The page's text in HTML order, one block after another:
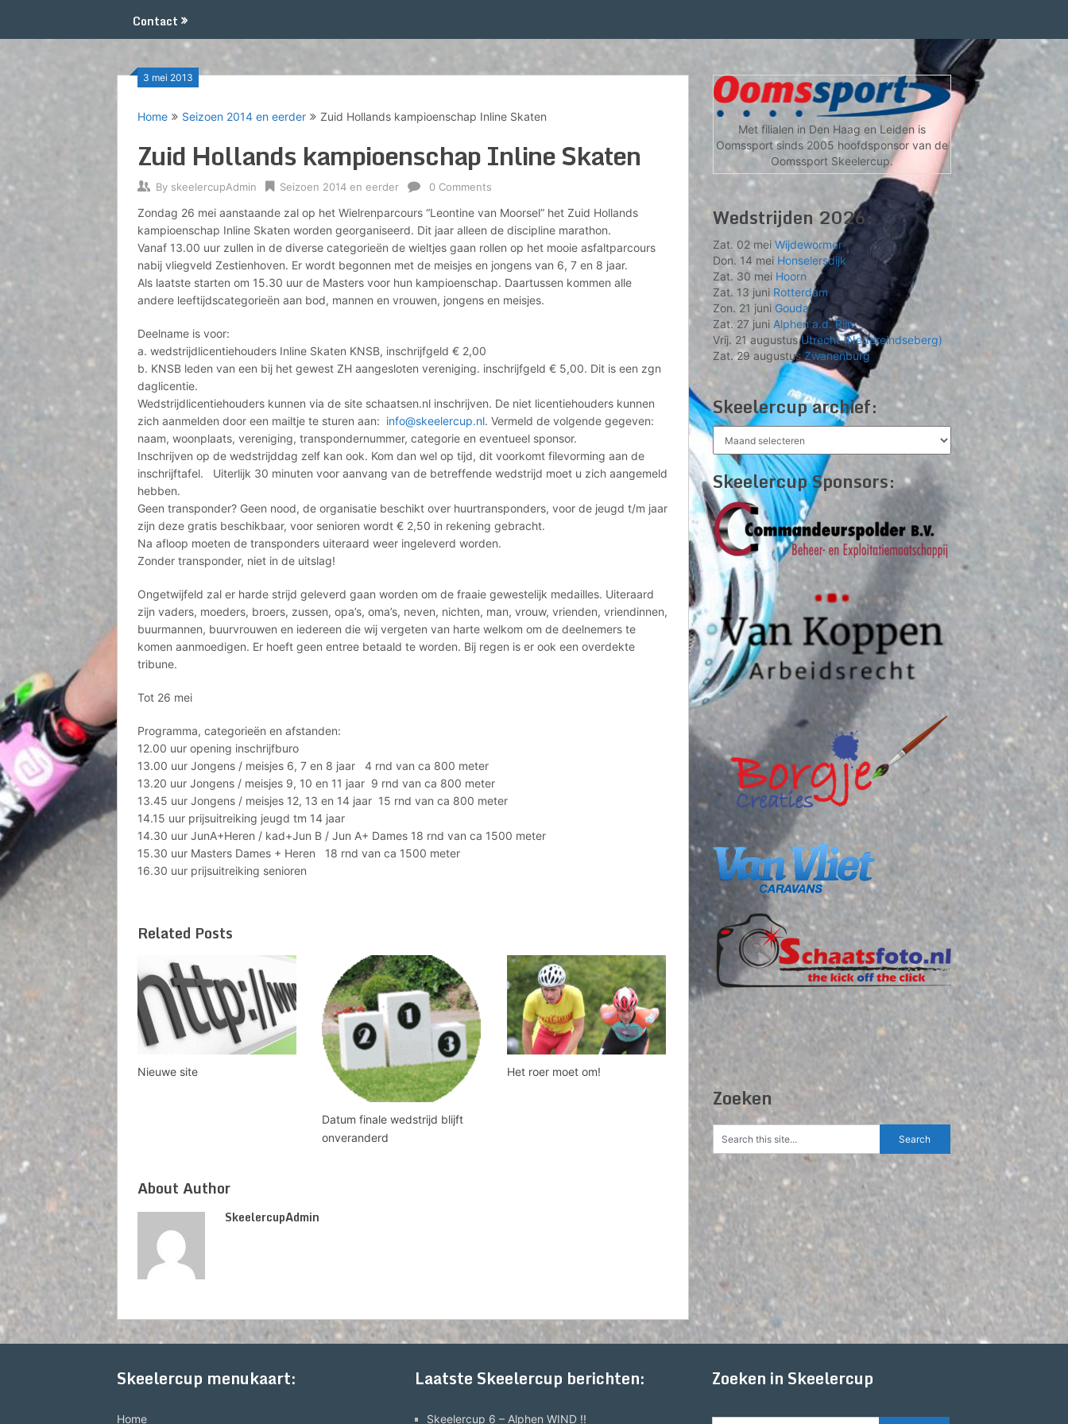
Contact
3 mei 2013
Home Seizoen 2014 en eerder Zuid Hollands kampioenschap Inline Skaten
Zuid Hollands kampioenschap Inline Skaten
By skeelercupAdmin Seizoen 2014 en eerder 0 Comments
Zondag 26 mei aanstaande zal op het Wielrenparcours “Leontine van Moorsel” het Zuid Hollands
kampioenschap Inline Skaten worden georganiseerd. Dit jaar alleen de discipline marathon.
Vanaf 13.00 uur zullen in de diverse categorieën de wieltjes gaan rollen op het mooie asfaltparcours
nabij vliegveld Zestienhoven. Er wordt begonnen met de meisjes en jongens van 6, 7 en 8 jaar.
Als laatste starten om 15.30 uur de Masters voor hun kampioenschap. Daartussen kommen alle
andere leeftijdscategorieën aan bod, mannen en vrouwen, jongens en meisjes.
Deelname is voor:
a. wedstrijdlicentiehouders Inline Skaten KNSB, inschrijfgeld € 2,00
b. KNSB leden van een bij het gewest ZH aangesloten vereniging. inschrijfgeld € 5,00. Dit is een zgn
daglicentie.
Wedstrijdlicentiehouders kunnen via de site schaatsen.nl inschrijven. De niet licentiehouders kunnen
zich aanmelden door een mailtje te sturen aan: info@skeelercup.nl. Vermeld de volgende gegeven:
naam, woonplaats, vereniging, transpondernummer, categorie en eventueel sponsor.
Inschrijven op de wedstrijddag zelf kan ook. Kom dan wel op tijd, dit voorkomt filevorming aan de
inschrijftafel. Uiterlijk 30 minuten voor aanvang van de betreffende wedstrijd moet u zich aangemeld
hebben.
Geen transponder? Geen nood, de organisatie beschikt over huurtransponders, voor de jeugd t/m jaar
zijn deze gratis beschikbaar, voor senioren wordt € 2,50 in rekening gebracht.
Na afloop moeten de transponders uiteraard weer ingeleverd worden.
Zonder transponder, niet in de uitslag!
Ongetwijfeld zal er harde strijd geleverd gaan worden om de fraaie gewestelijk medailles. Uiteraard
zijn vaders, moeders, broers, zussen, opa’s, oma’s, neven, nichten, man, vrouw, vrienden, vriendinnen,
buurmannen, buurvrouwen en iedereen die wij vergeten van harte welkom om de deelnemers te
komen aanmoedigen. Er hoeft geen entree betaald te worden. Bij regen is er ook een overdekte
tribune.
Tot 26 mei
Programma, categorieën en afstanden:
12.00 uur opening inschrijfburo
13.00 uur Jongens / meisjes 6, 7 en 8 jaar 4 rnd van ca 800 meter
13.20 uur Jongens / meisjes 9, 10 en 11 jaar 9 rnd van ca 800 meter
13.45 uur Jongens / meisjes 12, 13 en 14 jaar 15 rnd van ca 800 meter
14.15 uur prijsuitreiking jeugd tm 14 jaar
14.30 uur JunA+Heren / kad+Jun B / Jun A+ Dames 18 rnd van ca 1500 meter
15.30 uur Masters Dames + Heren 18 rnd van ca 1500 meter
16.30 uur prijsuitreiking senioren
Related Posts
Nieuwe site
Datum finale wedstrijd blijft
onveranderd
Het roer moet om!
About Author
SkeelercupAdmin
Met filialen in Den Haag en Leiden is
Oomssport sinds 2005 hoofdsponsor van de
Oomssport Skeelercup.
Wedstrijden 2026:
Zat. 02 mei Wijdewormer
Don. 14 mei Honselersdijk
Zat. 30 mei Hoorn
Zat. 13 juni Rotterdam
Zon. 21 juni Gouda
Zat. 27 juni Alphen a.d. Rijn
Vrij. 21 augustusUtrecht (Nedereindseberg)
Zat. 29 augustusZwanenburg
Skeelercup archief:
Skeelercup
archief:
Skeelercup Sponsors:
Zoeken
Skeelercup menukaart:
Home
Laatste Skeelercup berichten:
Skeelercup 6 – Alphen WIND !!
Zoeken in Skeelercup